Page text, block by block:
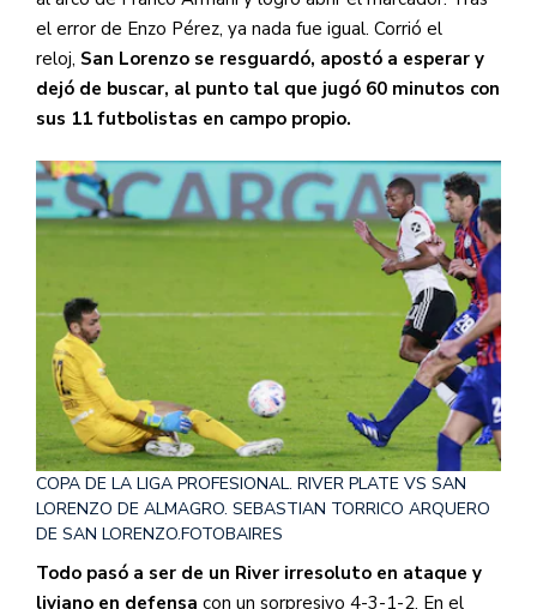
el error de Enzo Pérez, ya nada fue igual. Corrió el
reloj, San Lorenzo se resguardó, apostó a esperar y
dejó de buscar, al punto tal que jugó 60 minutos con
sus 11 futbolistas en campo propio.
COPA DE LA LIGA PROFESIONAL. RIVER PLATE VS SAN
LORENZO DE ALMAGRO. SEBASTIAN TORRICO ARQUERO
DE SAN LORENZO.FOTOBAIRES
Todo pasó a ser de un River irresoluto en ataque y
liviano en defensa con un sorpresivo 4-3-1-2. En el